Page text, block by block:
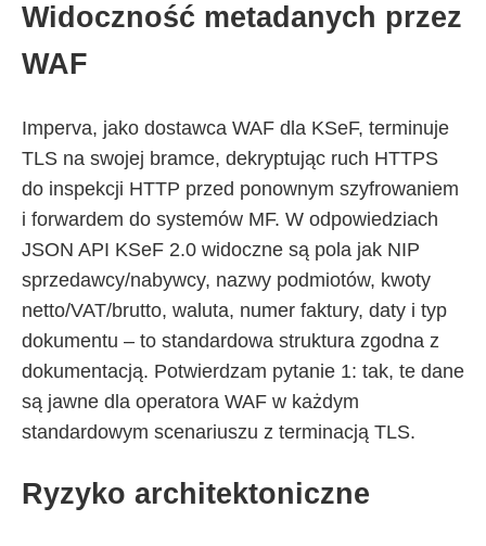
Widoczność metadanych przez
WAF
Imperva, jako dostawca WAF dla KSeF, terminuje
TLS na swojej bramce, dekryptując ruch HTTPS
do inspekcji HTTP przed ponownym szyfrowaniem
i forwardem do systemów MF. W odpowiedziach
JSON API KSeF 2.0 widoczne są pola jak NIP
sprzedawcy/nabywcy, nazwy podmiotów, kwoty
netto/VAT/brutto, waluta, numer faktury, daty i typ
dokumentu – to standardowa struktura zgodna z
dokumentacją. Potwierdzam pytanie 1: tak, te dane
są jawne dla operatora WAF w każdym
standardowym scenariuszu z terminacją TLS.
Ryzyko architektoniczne